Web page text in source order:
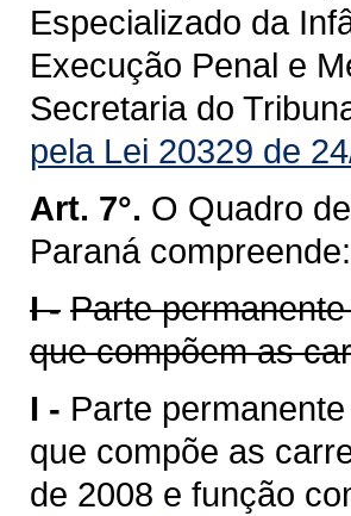
Especializado da
Execução Penal e
Secretaria do
pela Lei 20329 de
Art. 7°. O Quadro
Paraná compreende:
I - Parte
que compõem as
I - Parte
que compõe as
de 2008 e função